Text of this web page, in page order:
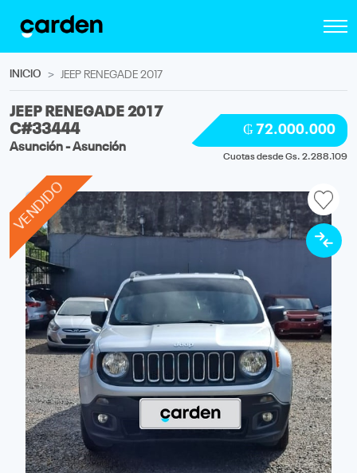
INICIO JEEP RENEGADE 2017
JEEP RENEGADE 2017
C#33444
Asunción - Asunción
₲ 72.000.000
Cuotas desde Gs. 2.288.109
VENDIDO